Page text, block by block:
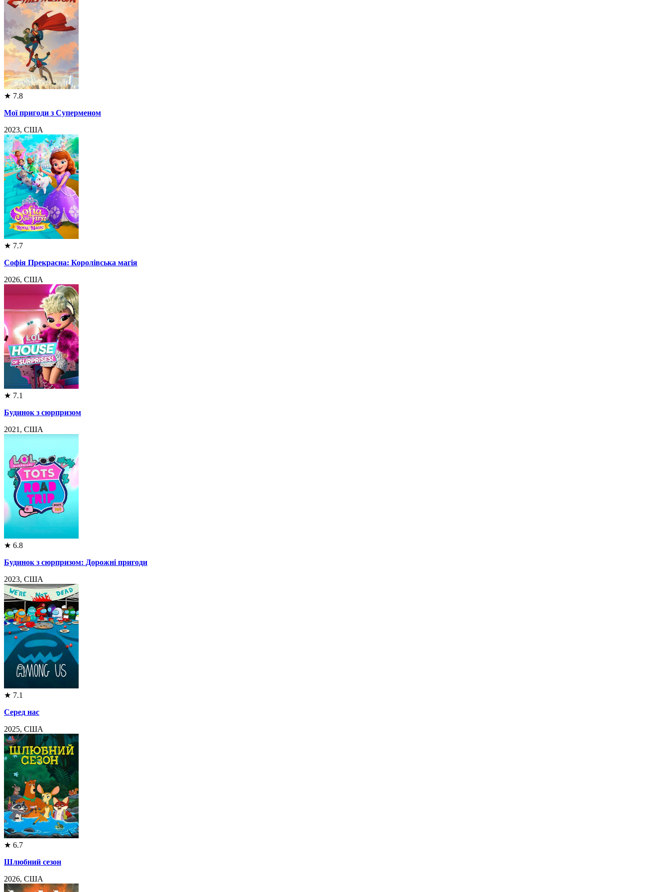
★ 7.8
Мої пригоди з Суперменом
2023, США
★ 7.7
Софія Прекрасна: Королівська магія
2026, США
★ 7.1
Будинок з сюрпризом
2021, США
★ 6.8
Будинок з сюрпризом: Дорожні пригоди
2023, США
★ 7.1
Серед нас
2025, США
★ 6.7
Шлюбний сезон
2026, США